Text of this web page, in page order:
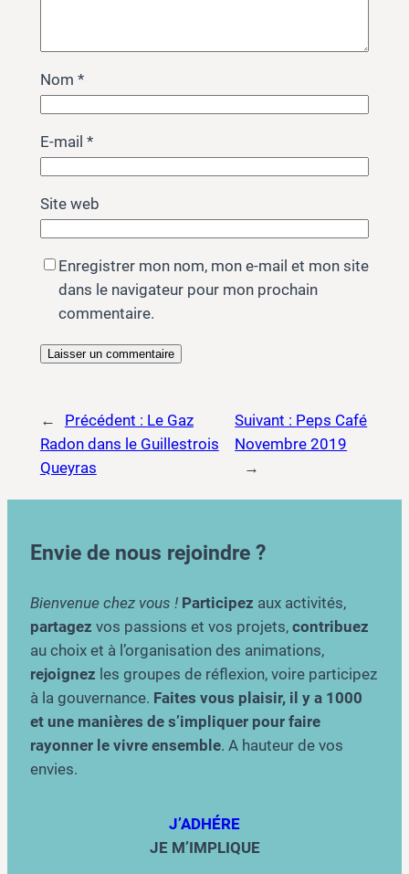
Nom *
E-mail *
Site web
Enregistrer mon nom, mon e-mail et mon site
dans le navigateur pour mon prochain
commentaire.
← Précédent : Le Gaz
Radon dans le Guillestrois
Queyras
Suivant : Peps Café
Novembre 2019
→
Envie de nous rejoindre ?
Bienvenue chez vous ! Participez aux activités,
partagez vos passions et vos projets, contribuez
au choix et à l’organisation des animations,
rejoignez les groupes de réflexion, voire participez
à la gouvernance. Faites vous plaisir, il y a 1000
et une manières de s’impliquer pour faire
rayonner le vivre ensemble. A hauteur de vos
envies.
J’ADHÉRE
JE M’IMPLIQUE